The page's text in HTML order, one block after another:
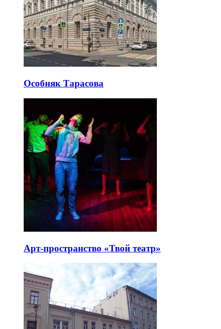
Особняк Тарасова
Арт-пространство «Твой театр»